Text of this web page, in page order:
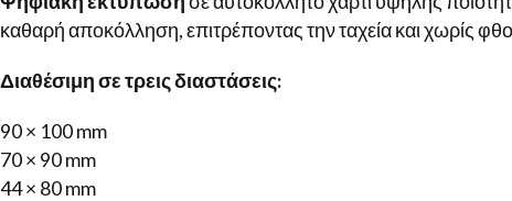
καθαρή αποκόλληση, επιτρέποντας την ταχεία και χωρίς
Διαθέσιμη σε τρεις διαστάσεις:
90 × 100 mm
70 × 90 mm
44 × 80 mm